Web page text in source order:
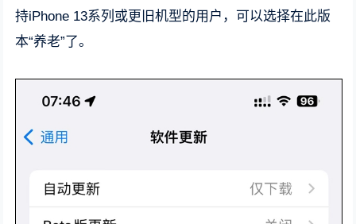
持iPhone 13系列或更旧机型的用户，可以选择在此版
本“养老”了。